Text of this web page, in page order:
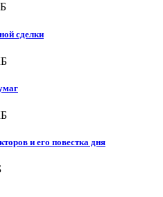
сделки
и его повестка дня